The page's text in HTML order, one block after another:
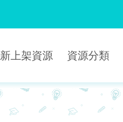
新上架資源 資源分類